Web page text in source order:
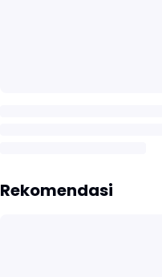
Rekomendasi